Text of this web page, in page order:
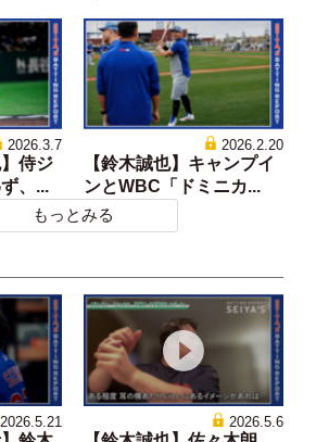
2026.3.7
侍ジ
、...
2026.2.20
【鈴木誠也】キャンプイ
ンとWBC「ドミニカ...
もっとみる
2026.5.21 2026.5.6